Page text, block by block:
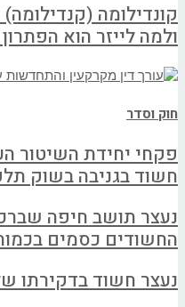
קונדילומה
ולמה לייזר הוא
חוק וסדר
פקחי יחידת השיטור
חשוד בגניבה בשוק
נעצר תושב חיפה
החשודים כסמים
נעצר חשוד בדקירתו של